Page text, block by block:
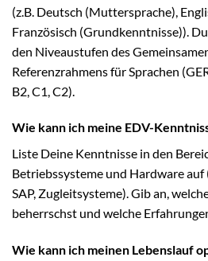
(z.B. Deutsch (Muttersprache),
Französisch (Grundkenntnisse)).
den Niveaustufen des
Referenzrahmens für Sprachen
B2, C1, C2).
Wie kann ich meine EDV-
Liste Deine Kenntnisse in den
Betriebssysteme und Hardware
SAP, Zugleitsysteme). Gib an,
beherrschst und welche
Wie kann ich meinen Lebenslauf